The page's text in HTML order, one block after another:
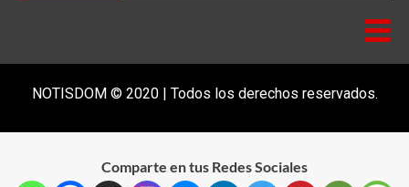
NOTISDOM © 2020 | Todos los derechos reservados.
Comparte en tus Redes Sociales